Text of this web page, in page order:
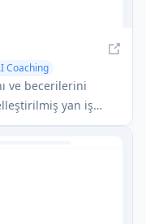
Coaching
ve becerilerini
yan iş
olan AI destekli bir